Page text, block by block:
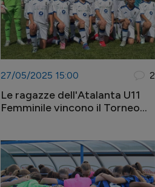
27/05/2025 15:00 2
Le ragazze dell'Atalanta U11
Femminile vincono il Torneo